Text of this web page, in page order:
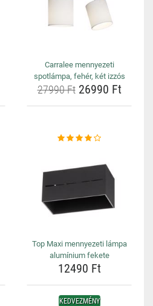
Carralee mennyezeti
spotlámpa, fehér, két izzós
27990 Ft26990 Ft
Top Maxi mennyezeti lámpa
alumínium fekete
12490 Ft
KEDVEZMÉNY